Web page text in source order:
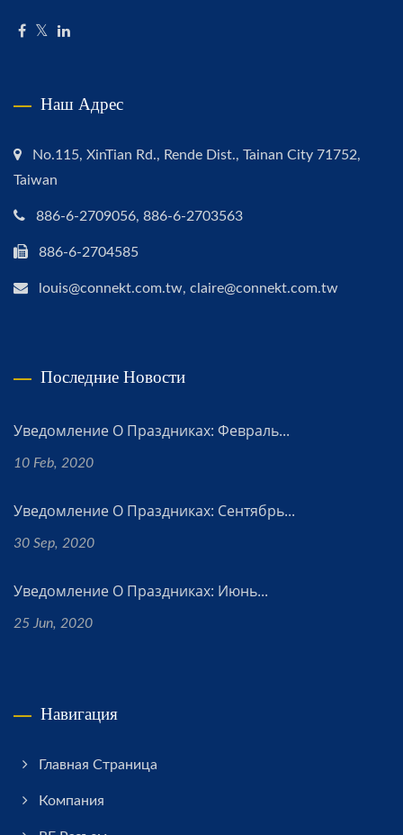
Наш Адрес
No.115, XinTian Rd., Rende Dist., Tainan City 71752,
Taiwan
886-6-2709056, 886-6-2703563
886-6-2704585
louis@connekt.com.tw, claire@connekt.com.tw
Последние Новости
Уведомление О Праздниках: Февраль...
10 Feb, 2020
Уведомление О Праздниках: Сентябрь...
30 Sep, 2020
Уведомление О Праздниках: Июнь...
25 Jun, 2020
Навигация
Главная Страница
Компания